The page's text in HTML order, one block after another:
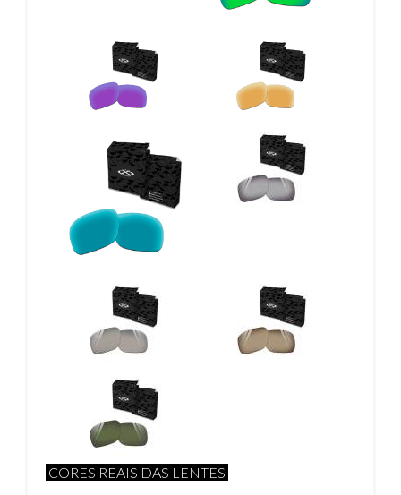
CORES REAIS DAS LENTES